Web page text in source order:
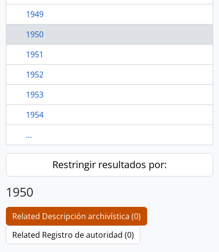
1949
1950
1951
1952
1953
1954
...
Restringir resultados por:
1950
Related Descripción archivística (0)
Related Registro de autoridad (0)